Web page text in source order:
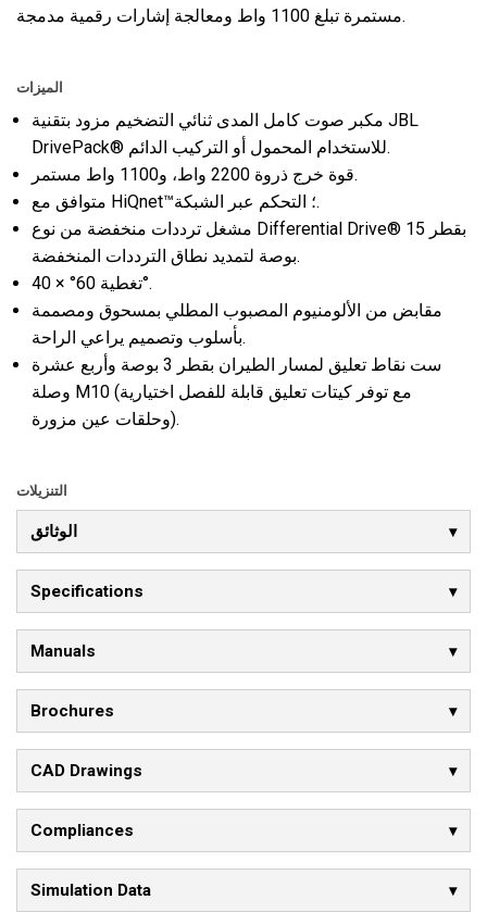
مستمرة تبلغ 1100 واط ومعالجة إشارات رقمية مدمجة.
الميزات
مكبر صوت كامل المدى ثنائي التضخيم مزود بتقنية JBL
DrivePack® للاستخدام المحمول أو التركيب الدائم.
قوة خرج ذروة 2200 واط، و1100 واط مستمر.
متوافق مع HiQnet™؛ التحكم عبر الشبكة.
مشغل ترددات منخفضة من نوع Differential Drive® بقطر 15
بوصة لتمديد نطاق الترددات المنخفضة.
تغطية 60° × 40°.
مقابض من الألومنيوم المصبوب المطلي بمسحوق ومصممة
بأسلوب وتصميم يراعي الراحة.
ست نقاط تعليق لمسار الطيران بقطر 3 بوصة وأربع عشرة
وصلة M10 (مع توفر كيتات تعليق قابلة للفصل اختيارية
وحلقات عين مزورة).
التنزيلات
الوثائق
Specifications
Manuals
Brochures
CAD Drawings
Compliances
Simulation Data